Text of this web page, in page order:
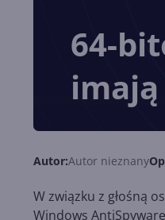
64-
imają
Autor:Autor nieznany
W związku z głośną
Windows